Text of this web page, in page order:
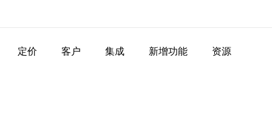
定价 客户 集成 新增功能 资源